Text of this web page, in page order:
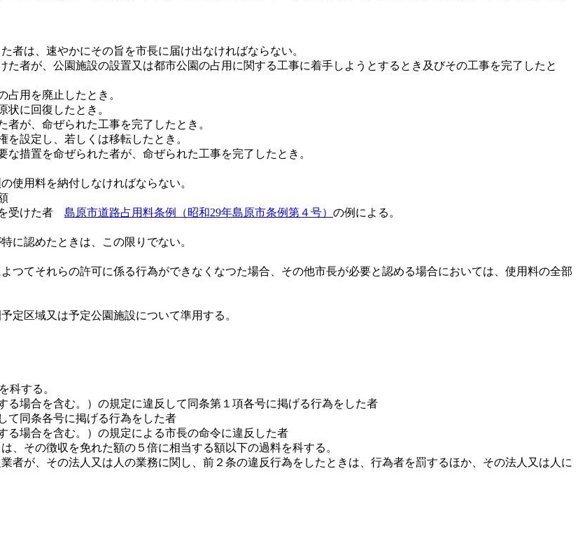
は、速やかにその旨を市長に届け出なければならない。
者が、公園施設の設置又は都市公園の占用に関する工事に着手しようとするとき及びその工事を完了したと
用を廃止したとき。
に回復したとき。
が、命ぜられた工事を完了したとき。
設定し、若しくは移転したとき。
措置を命ぜられた者が、命ぜられた工事を完了したとき。
使用料を納付しなければならない。
受けた者 島原市道路占用料条例（昭和29年島原市条例第４号） の例による。
に認めたときは、この限りでない。
てそれらの許可に係る行為ができなくなつた場合、その他市長が必要と認める場合においては、使用料の全部
定区域又は予定公園施設について準用する。
科する。
場合を含む。）の規定に違反して同条第１項各号に掲げる行為をした者
て同条各号に掲げる行為をした者
場合を含む。）の規定による市長の命令に違反した者
その徴収を免れた額の５倍に相当する額以下の過料を科する。
が、その法人又は人の業務に関し、前２条の違反行為をしたときは、行為者を罰するほか、その法人又は人に